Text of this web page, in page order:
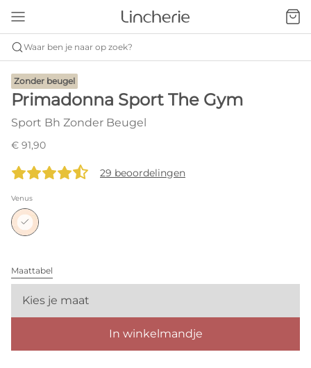
Waar ben je naar op zoek?
Zonder beugel
Primadonna Sport The Gym
Sport Bh Zonder Beugel
€ 91,90
29 beoordelingen
Venus
Maattabel
Kies je maat
In winkelmandje